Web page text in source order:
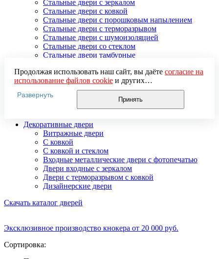
Стальные двери с зеркалом
Стальные двери с ковкой
Стальные двери с порошковым напылением
Стальные двери с терморазрывом
Стальные двери с шумоизоляцией
Стальные двери со стеклом
Стальные двери тамбурные
Усиленные стальные двери
Элитные стальные входные двери
Стальные двери 2 мм
Стальные двери 3 мм
Стальные двери 4 мм
Декоративные двери
Витражные двери
С ковкой
С ковкой и стеклом
Входные металлические двери с фотопечатью
Двери входные с зеркалом
Двери с терморазрывом с ковкой
Дизайнерские двери
Скачать каталог дверей
Эксклюзивное производство кнокера от 20 000 руб.
Сортировка:
Продолжая использовать наш сайт, вы даёте согласие на
использование файлов cookieи других
пользовательских данных (включая IP-адрес, сведения о
местоположении, устройстве, действиях на сайте и т. п.)
для функционирования сайта, проведения
использования систем аналитики (например,
Яндекс.Метрика), в соответствии с нашей
обработки персональных данных.
Если вы не хотите, чтобы ваши данные обрабатывались,
настройте ограничения в браузере или покиньте сайт.
Развернуть
Принять